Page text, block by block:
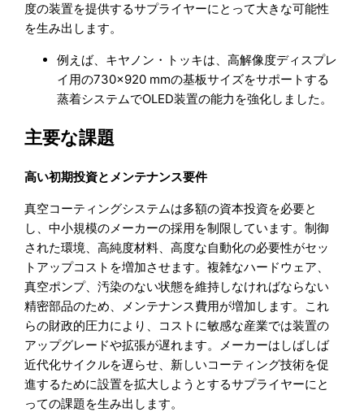
度の装置を提供するサプライヤーにとって大きな可能性
を生み出します。
例えば、キヤノン・トッキは、高解像度ディスプレ
イ用の730×920 mmの基板サイズをサポートする
蒸着システムでOLED装置の能力を強化しました。
主要な課題
高い初期投資とメンテナンス要件
真空コーティングシステムは多額の資本投資を必要と
し、中小規模のメーカーの採用を制限しています。制御
された環境、高純度材料、高度な自動化の必要性がセッ
トアップコストを増加させます。複雑なハードウェア、
真空ポンプ、汚染のない状態を維持しなければならない
精密部品のため、メンテナンス費用が増加します。これ
らの財政的圧力により、コストに敏感な産業では装置の
アップグレードや拡張が遅れます。メーカーはしばしば
近代化サイクルを遅らせ、新しいコーティング技術を促
進するために設置を拡大しようとするサプライヤーにと
っての課題を生み出します。